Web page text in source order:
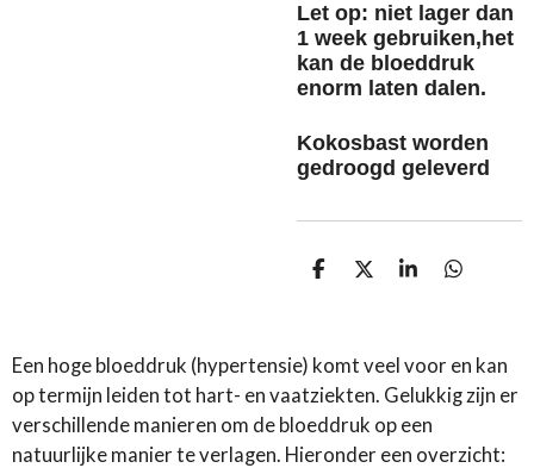
Let op: niet lager dan
1 week gebruiken,het
kan de bloeddruk
enorm laten dalen.
Kokosbast worden
gedroogd geleverd
D
n
D
S
e
D
n
Een hoge bloeddruk (hypertensie) komt veel voor en kan
op termijn leiden tot hart- en vaatziekten. Gelukkig zijn er
verschillende manieren om de bloeddruk op een
natuurlijke manier te verlagen. Hieronder een overzicht: